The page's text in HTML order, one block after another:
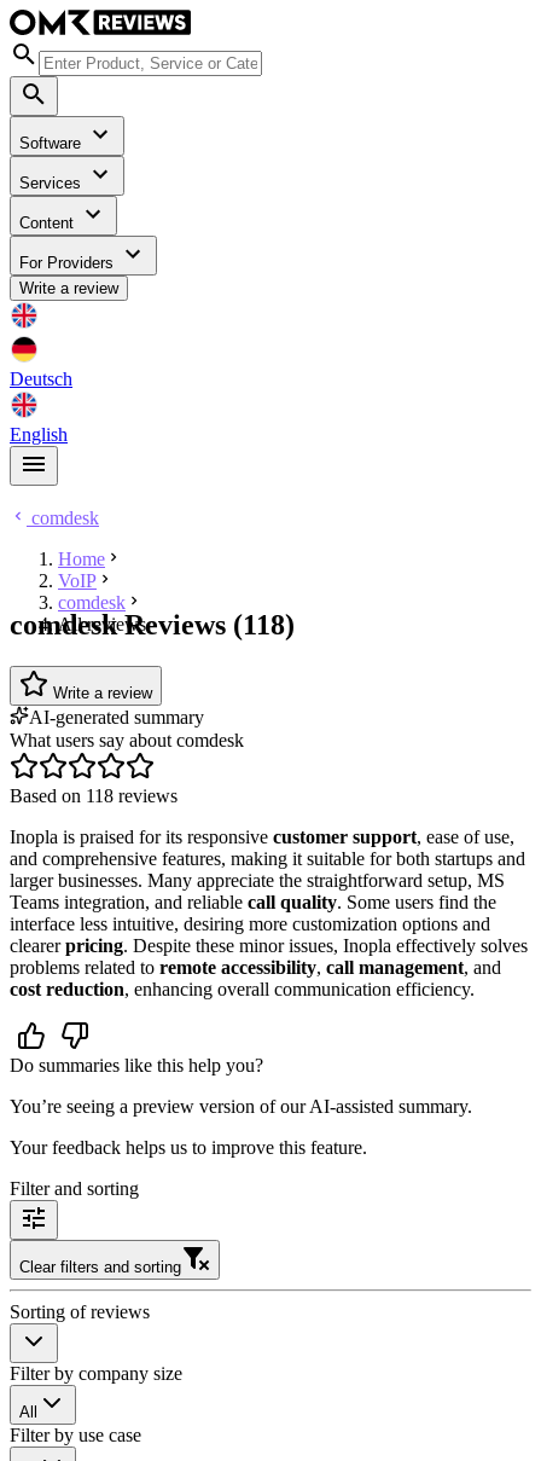
Software
Services
Content
For Providers
Write a review
Deutsch
English
comdesk
Home
VoIP
comdesk
All reviews
comdesk Reviews (118)
Write a review
AI-generated summary
What users say about comdesk
Based on 118 reviews
Inopla is praised for its responsive customer support, ease of use,
and comprehensive features, making it suitable for both startups and
larger businesses. Many appreciate the straightforward setup, MS
Teams integration, and reliable call quality. Some users find the
interface less intuitive, desiring more customization options and
clearerpricing. Despite these minor issues, Inopla effectively solves
problems related to remote accessibility, call management, and
cost reduction, enhancing overall communication efficiency.
Do summaries like this help you?
You’re seeing a preview version of our AI-assisted summary.
Your feedback helps us to improve this feature.
Filter and sorting
Clear filters and sorting
Sorting of reviews
Filter by company size
All
Filter by use case